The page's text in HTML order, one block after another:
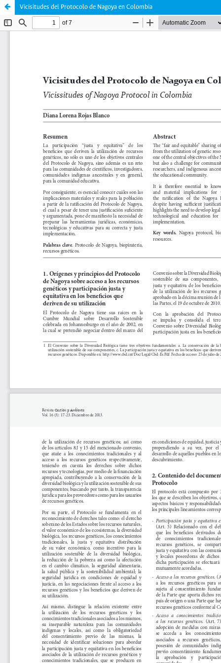
Vicisitudes del Protocolo de Nagoya en Colombia